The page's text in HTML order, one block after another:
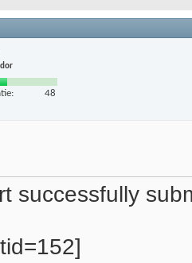
48
successfully